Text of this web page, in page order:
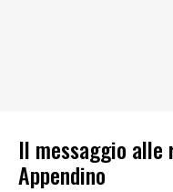
Il messaggio alle
Appendino